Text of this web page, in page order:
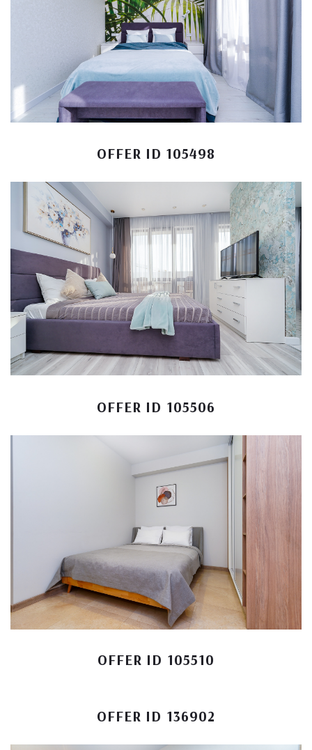
OFFER ID 105498
OFFER ID 105506
OFFER ID 105510
OFFER ID 136902